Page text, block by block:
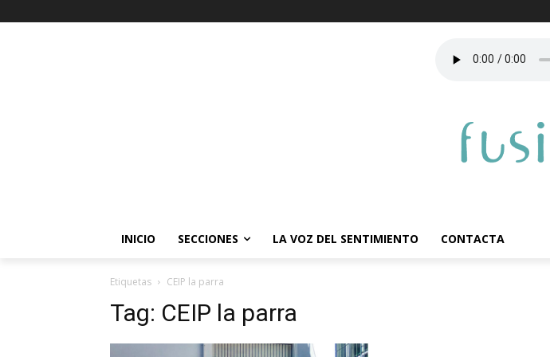
INICIO SECCIONES LA VOZ DEL SENTIMIENTO CONTACTA
Etiquetas CEIP la parra
Tag: CEIP la parra